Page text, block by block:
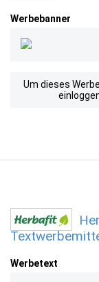
Werbebanner
Um dieses
Werbetext